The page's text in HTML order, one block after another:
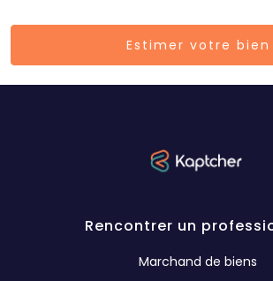
Estimer votre bien
Rencontrer un
Marchand de biens